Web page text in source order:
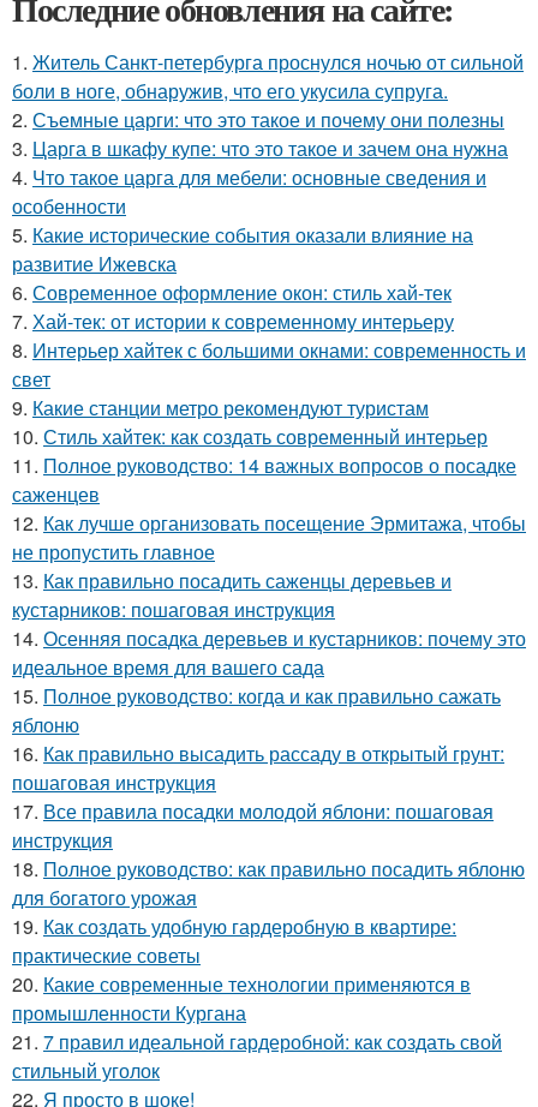
1. Житель Санкт-петербурга проснулся ночью от сильной
боли в ноге, обнаружив, что его укусила супруга.
2. Съемные царги: что это такое и почему они полезны
3. Царга в шкафу купе: что это такое и зачем она нужна
4. Что такое царга для мебели: основные сведения и
особенности
5. Какие исторические события оказали влияние на
развитие Ижевска
6. Современное оформление окон: стиль хай-тек
7. Хай-тек: от истории к современному интерьеру
8. Интерьер хайтек с большими окнами: современность и
свет
9. Какие станции метро рекомендуют туристам
10. Стиль хайтек: как создать современный интерьер
11. Полное руководство: 14 важных вопросов о посадке
саженцев
12. Как лучше организовать посещение Эрмитажа, чтобы
не пропустить главное
13. Как правильно посадить саженцы деревьев и
кустарников: пошаговая инструкция
14. Осенняя посадка деревьев и кустарников: почему это
идеальное время для вашего сада
15. Полное руководство: когда и как правильно сажать
яблоню
16. Как правильно высадить рассаду в открытый грунт:
пошаговая инструкция
17. Все правила посадки молодой яблони: пошаговая
инструкция
18. Полное руководство: как правильно посадить яблоню
для богатого урожая
19. Как создать удобную гардеробную в квартире:
практические советы
20. Какие современные технологии применяются в
промышленности Кургана
21. 7 правил идеальной гардеробной: как создать свой
стильный уголок
22. Я просто в шоке!